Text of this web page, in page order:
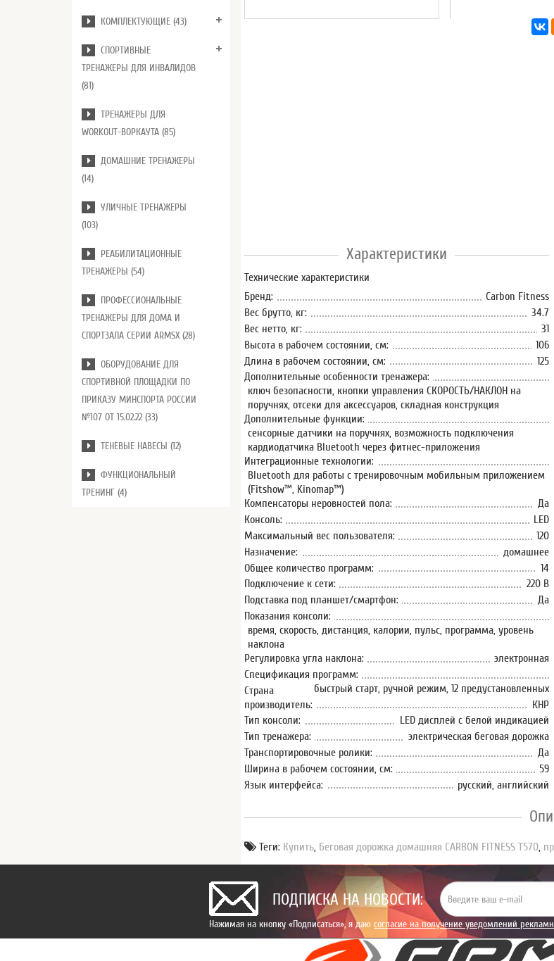
КОМПЛЕКТУЮЩИЕ (43)
СПОРТИВНЫЕ
ТРЕНАЖЕРЫ ДЛЯ ИНВАЛИДОВ
(81)
ТРЕНАЖЕРЫ ДЛЯ
WORKOUT-ВОРКАУТА (85)
ДОМАШНИЕ ТРЕНАЖЕРЫ
(14)
УЛИЧНЫЕ ТРЕНАЖЕРЫ
(103)
РЕАБИЛИТАЦИОННЫЕ
ТРЕНАЖЕРЫ (54)
ПРОФЕССИОНАЛЬНЫЕ
ТРЕНАЖЕРЫ ДЛЯ ДОМА И
СПОРТЗАЛА СЕРИИ ARMSX (28)
ОБОРУДОВАНИЕ ДЛЯ
СПОРТИВНОЙ ПЛОЩАДКИ ПО
ПРИКАЗУ МИНСПОРТА РОССИИ
№107 ОТ 15.02.22 (33)
ТЕНЕВЫЕ НАВЕСЫ (12)
ФУНКЦИОНАЛЬНЫЙ
ТРЕНИНГ (4)
Характеристики
Технические характеристики
Бренд:
Carbon Fitness
Вес брутто, кг:
34.7
Вес нетто, кг:
31
Высота в рабочем состоянии, см:
106
Длина в рабочем состоянии, см:
125
Дополнительные особенности тренажера:
ключ безопасности, кнопки управления СКОРОСТЬ/НАКЛОН на
поручнях, отсеки для аксессуаров, складная конструкция
Дополнительные функции:
сенсорные датчики на поручнях, возможность подключения
кардиодатчика Bluetooth через фитнес-приложения
Интеграционные технологии:
Bluetooth для работы с тренировочным мобильным приложением
(Fitshow™, Kinomap™)
Компенсаторы неровностей пола:
Да
Консоль:
LED
Максимальный вес пользователя:
120
Назначение:
домашнее
Общее количество программ:
14
Подключение к сети:
220 В
Подставка под планшет/смартфон:
Да
Показания консоли:
время, скорость, дистанция, калории, пульс, программа, уровень
наклона
Регулировка угла наклона:
электронная
Спецификация программ:
быстрый старт, ручной режим, 12 предустановленных
Страна
производитель:
КНР
Тип консоли:
LED дисплей с белой индикацией
Тип тренажера:
электрическая беговая дорожка
Транспортировочные ролики:
Да
Ширина в рабочем состоянии, см:
59
Язык интерфейса:
русский, английский
Теги: Купить, Беговая дорожка домашняя CARBON FITNESS T570,
ПОДПИСКА НА НОВОСТИ:
Нажимая на кнопку «Подписаться», я даю согласие на получение уведомлений